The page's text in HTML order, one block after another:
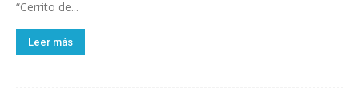
“Cerrito de...
Leer más